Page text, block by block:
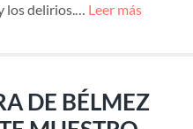
los delirios.… Leer más
DE BÉLMEZ